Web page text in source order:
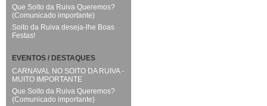
Que Soito da Ruiva Queremos?
(Comunicado importante)
Soito da Ruiva deseja-lhe Boas
Festas!
EVENTOS / DESTAQUES
CARNAVAL NO SOITO DA RUIVA -
MUITO IMPORTANTE
Que Soito da Ruiva Queremos?
(Comunicado importante)